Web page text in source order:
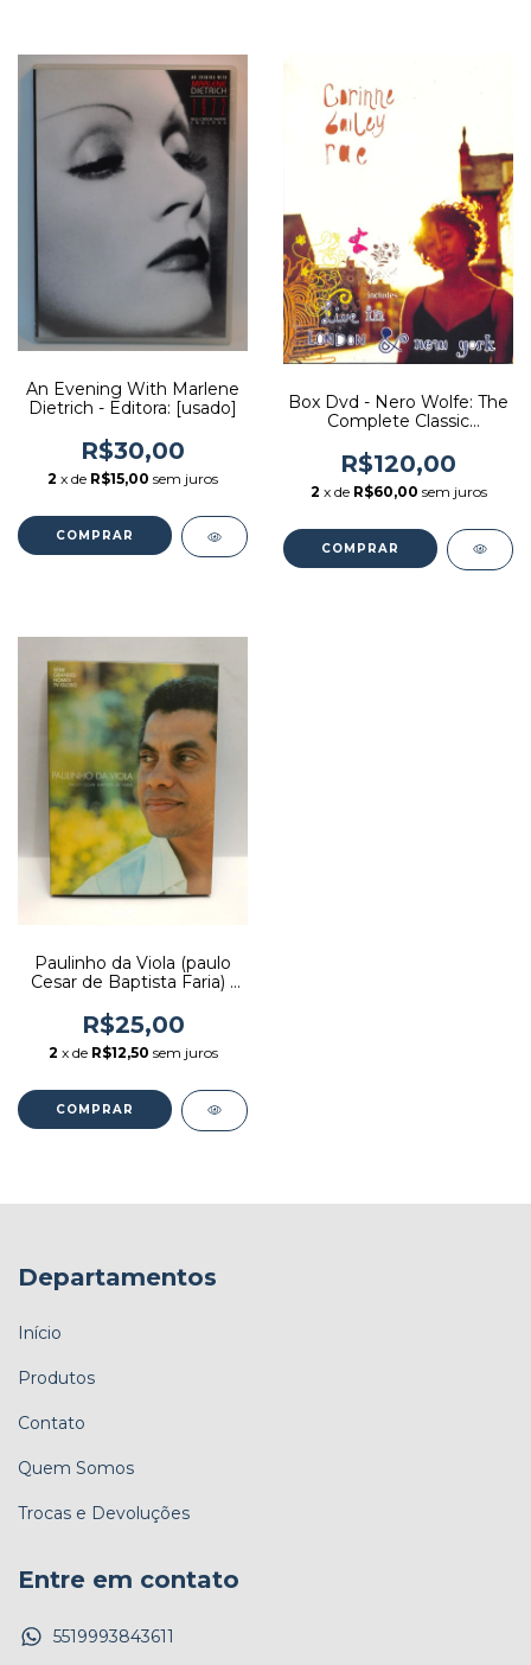
An Evening With Marlene
Dietrich - Editora: [usado]
R$30,00
2 x de R$15,00 sem juros
Box Dvd - Nero Wolfe: The
Complete Classic
[usado]
R$120,00
2 x de R$60,00 sem juros
Paulinho da Viola (paulo
Cesar de Baptista Faria) -
R$25,00
2 x de R$12,50 sem juros
Departamentos
Início
Produtos
Contato
Quem Somos
Trocas e Devoluções
Entre em contato
5519993843611